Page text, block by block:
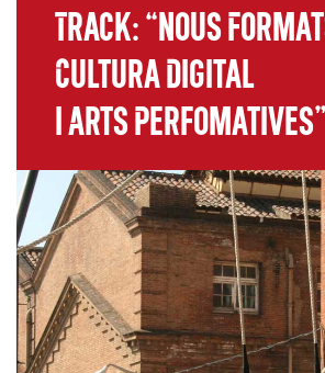
Track: “Nous
Cultura Digital
i Arts Perfomatives”